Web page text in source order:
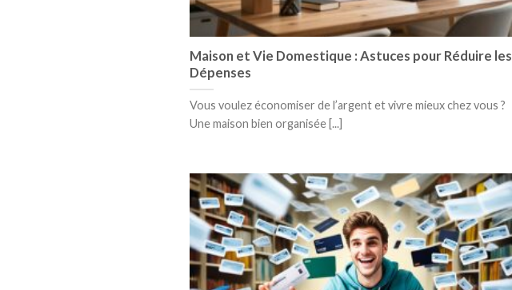
Maison et Vie Domestique : Astuces pour Réduire les
Dépenses
Vous voulez économiser de l’argent et vivre mieux chez vous ?
Une maison bien organisée [...]